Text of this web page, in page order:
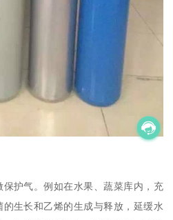
护气。例如在水果、蔬菜库内，充
生长和乙烯的生成与释放，延缓水